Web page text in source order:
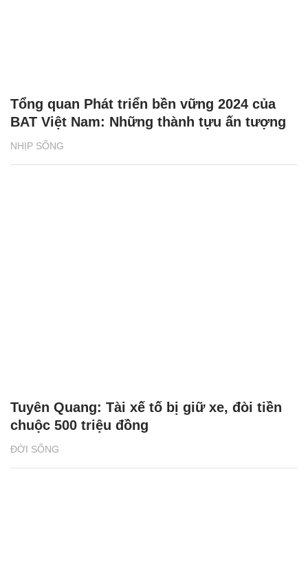
NHỊP SỐNG
Tổng quan Phát triển bền vững 2024 của
BAT Việt Nam: Những thành tựu ấn tượng
ĐỜI SỐNG
Tuyên Quang: Tài xế tố bị giữ xe, đòi tiền
chuộc 500 triệu đồng